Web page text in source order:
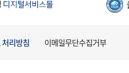
리방침 이메일무단수집거부